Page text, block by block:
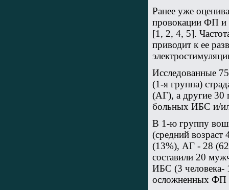
Ранее уже
провокации ФП
[1, 2, 4, 5].
приводит к ее
Исследованные
(1-я группа)
(АГ), а другие 30
больных ИБС и/
В 1-ю группу
(средний
(13%), АГ - 28
составили 20
ИБС (3
осложненных